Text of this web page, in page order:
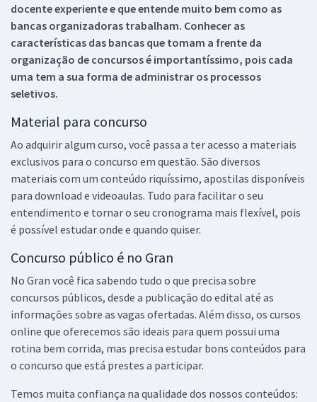
docente experiente e que entende muito bem como as
bancas organizadoras trabalham. Conhecer as
características das bancas que tomam a frente da
organização de concursos é importantíssimo, pois cada
uma tem a sua forma de administrar os processos
seletivos.
Material para concurso
Ao adquirir algum curso, você passa a ter acesso a materiais
exclusivos para o concurso em questão. São diversos
materiais com um conteúdo riquíssimo, apostilas disponíveis
para download e videoaulas. Tudo para facilitar o seu
entendimento e tornar o seu cronograma mais flexível, pois
é possível estudar onde e quando quiser.
Concurso público é no Gran
No Gran você fica sabendo tudo o que precisa sobre
concursos públicos, desde a publicação do edital até as
informações sobre as vagas ofertadas. Além disso, os cursos
online que oferecemos são ideais para quem possui uma
rotina bem corrida, mas precisa estudar bons conteúdos para
o concurso que está prestes a participar.
Temos muita confiança na qualidade dos nossos conteúdos: